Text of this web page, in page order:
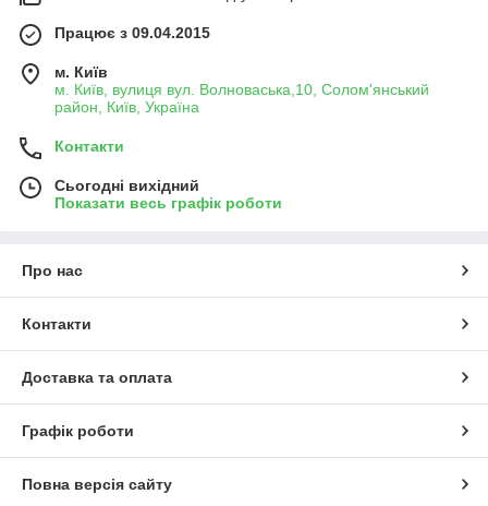
Працює з 09.04.2015
м. Київ
м. Київ, вулиця вул. Волноваська,10, Солом'янський
район, Київ, Україна
Контакти
Сьогодні вихідний
Показати весь графік роботи
Про нас
Контакти
Доставка та оплата
Графік роботи
Повна версія сайту